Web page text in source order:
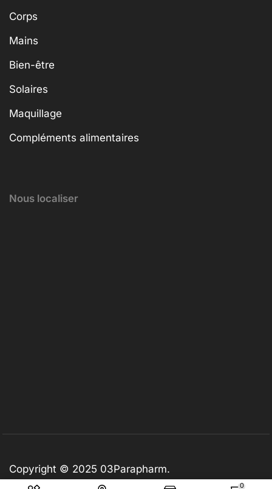
0
Corps
Mains
Bien-être
Solaires
Maquillage
Compléments alimentaires
Nous localiser
Copyright © 2025 03Parapharm.